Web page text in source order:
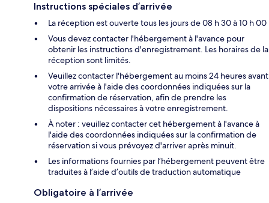
Instructions spéciales d’arrivée
La réception est ouverte tous les jours de 08 h 30 à 10 h 00
Vous devez contacter l'hébergement à l'avance pour
obtenir les instructions d'enregistrement. Les horaires de la
réception sont limités.
Veuillez contacter l'hébergement au moins 24 heures avant
votre arrivée à l'aide des coordonnées indiquées sur la
confirmation de réservation, afin de prendre les
dispositions nécessaires à votre enregistrement.
À noter : veuillez contacter cet hébergement à l'avance à
l'aide des coordonnées indiquées sur la confirmation de
réservation si vous prévoyez d'arriver après minuit.
Les informations fournies par l’hébergement peuvent être
traduites à l’aide d’outils de traduction automatique
Obligatoire à l’arrivée